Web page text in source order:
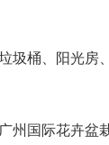
圾桶、阳光房
国际花卉盆